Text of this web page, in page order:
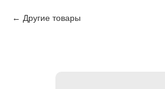
Другие товары